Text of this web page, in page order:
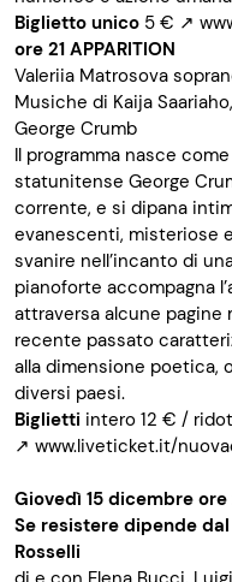
Biglietto unico 5 € ↗
ore 21 APPARITION
Valeriia Matrosova
Musiche di Kaija
George Crumb
Il programma nasce
statunitense George
corrente, e si dipana
evanescenti, misteriose
svanire nell’incanto di
pianoforte accompagna
attraversa alcune
recente passato
alla dimensione poetica,
diversi paesi.
Biglietti intero 12 € /
↗ www.liveticket.it/
Giovedì 15 dicembre ore
Se resistere dipende
Rosselli